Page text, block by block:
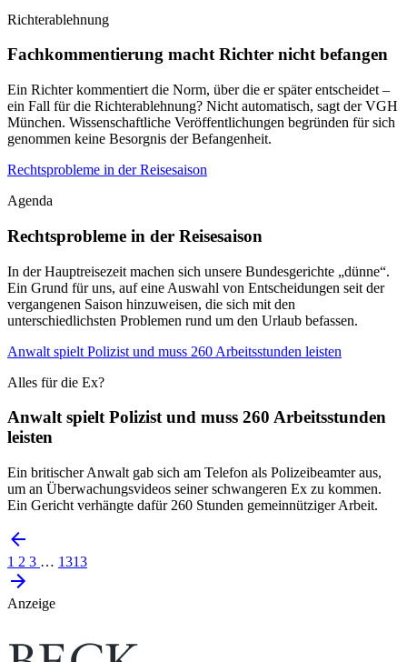
Richterablehnung
Fachkommentierung macht Richter nicht befangen
Ein Richter kommentiert die Norm, über die er später entscheidet –
ein Fall für die Richterablehnung? Nicht automatisch, sagt der VGH
München. Wissenschaftliche Veröffentlichungen begründen für sich
genommen keine Besorgnis der Befangenheit.
Rechtsprobleme in der Reisesaison
Agenda
Rechtsprobleme in der Reisesaison
In der Hauptreisezeit machen sich unsere Bundesgerichte „dünne“.
Ein Grund für uns, auf eine Auswahl von Entscheidungen seit der
vergangenen Saison hinzuweisen, die sich mit den
unterschiedlichsten Problemen rund um den Urlaub befassen.
Anwalt spielt Polizist und muss 260 Arbeitsstunden leisten
Alles für die Ex?
Anwalt spielt Polizist und muss 260 Arbeitsstunden
leisten
Ein britischer Anwalt gab sich am Telefon als Polizeibeamter aus,
um an Überwachungsvideos seiner schwangeren Ex zu kommen.
Ein Gericht verhängte dafür 260 Stunden gemeinnütziger Arbeit.
1 2 3 … 1313
Anzeige